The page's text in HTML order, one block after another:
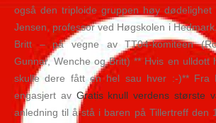
også den triploide gruppen høy dødelighet
Jensen, professor ved Høgskolen i
Britt – på vegne av TT04-komiteen
Gunnar, Wenche og Britt) ** Hvis en
skulle dere fått en hel sau hver :-)** Fra
engasjert av Gratis knull verdens største
anledning til å stå i baren på Tillertreff den